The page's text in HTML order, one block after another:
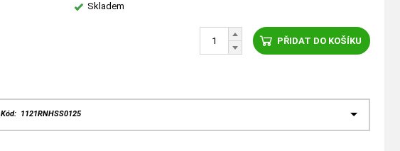
Skladem
PŘIDAT DO KOŠÍKU
Kód: 1121RNHSS0125